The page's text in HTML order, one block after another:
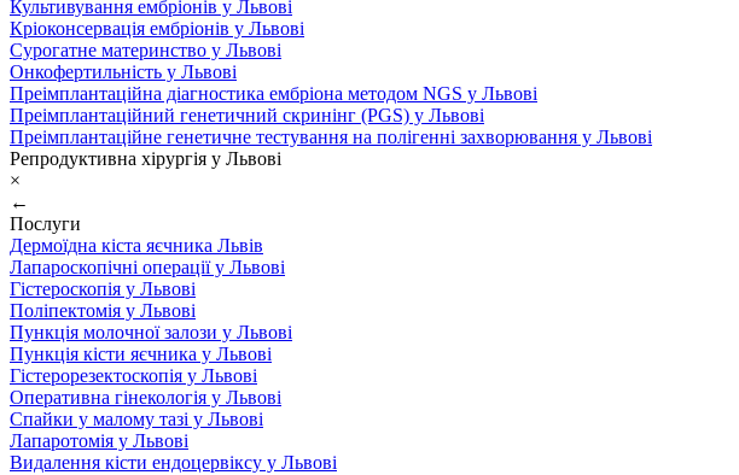
Культивування ембріонів у Львові
Кріоконсервація ембріонів у Львові
Сурогатне материнство у Львові
Онкофертильність у Львові
Преімплантаційна діагностика ембріона методом NGS у Львові
Преімплантаційний генетичний скринінг (PGS) у Львові
Преімплантаційне генетичне тестування на полігенні захворювання у Львові
Репродуктивна хірургія у Львові
×
←
Послуги
Дермоїдна кіста яєчника Львів
Лапароскопічні операції у Львові
Гістероскопія у Львові
Поліпектомія у Львові
Пункція молочної залози у Львові
Пункція кісти яєчника у Львові
Гістерорезектоскопія у Львові
Оперативна гінекологія у Львові
Спайки у малому тазі у Львові
Лапаротомія у Львові
Видалення кісти ендоцервіксу у Львові